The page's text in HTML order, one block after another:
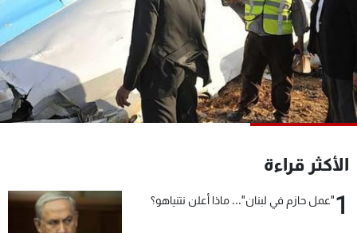
الأكثر قراءة
1"عمل حازم في لبنان"... ماذا أعلن نتنياهو؟
جدول البرامج
شاهد البرامج
الترددات
عن MTV
الإنـتـاج
وظائف
تواصل معنا